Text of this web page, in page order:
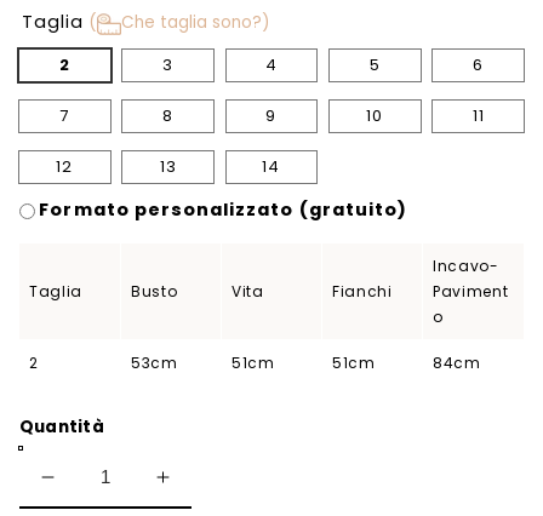
Taglia (
Che taglia sono?)
2
3 4 5 6
7 8 9 10 11
12 13 14
Formato personalizzato (gratuito)
Taglia Busto Vita Fianchi
Incavo-
Paviment
o
2 53cm 51cm 51cm 84cm
Quantità
Diminuisci
quantità
Aumenta
quantità